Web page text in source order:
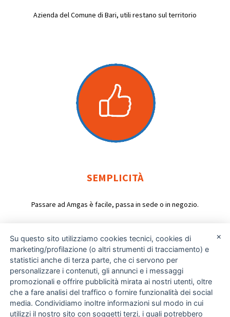
Azienda del Comune di Bari, utili restano sul territorio
SEMPLICITÀ
Passare ad Amgas è facile, passa in sede o in negozio.
Offerta Lux casa
Scheda di Confrontabilità
Scheda sintetica
Condizioni generali
Informativa Privacy
Su questo sito utilizziamo cookies tecnici, cookies di
marketing/profilazione (o altri strumenti di tracciamento) e
statistici anche di terza parte, che ci servono per
personalizzare i contenuti, gli annunci e i messaggi
promozionali e offrire pubblicità mirata ai nostri utenti, oltre
che a fare analisi del traffico o fornire funzionalità dei social
media. Condividiamo inoltre informazioni sul modo in cui
utilizzi il nostro sito con soggetti terzi, i quali potrebbero
×